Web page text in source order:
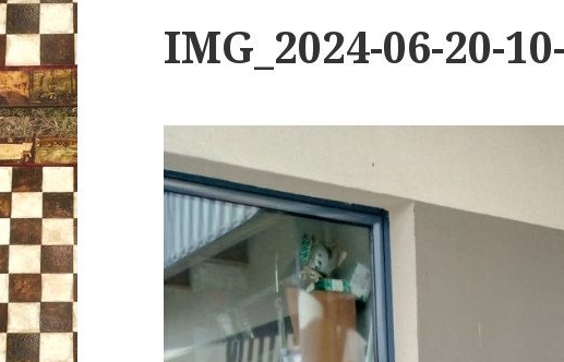
IMG_2024-06-20-